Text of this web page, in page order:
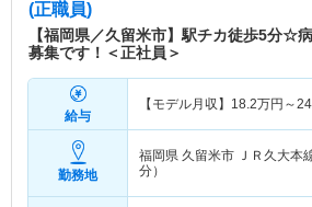
(正職員)
【福岡県／久留米市】駅チカ徒歩5分☆
募集です！＜正社員＞
給与
【モデル月収】 18.2万円～
勤務地
福岡県 久留米市 ＪＲ久大本
分）